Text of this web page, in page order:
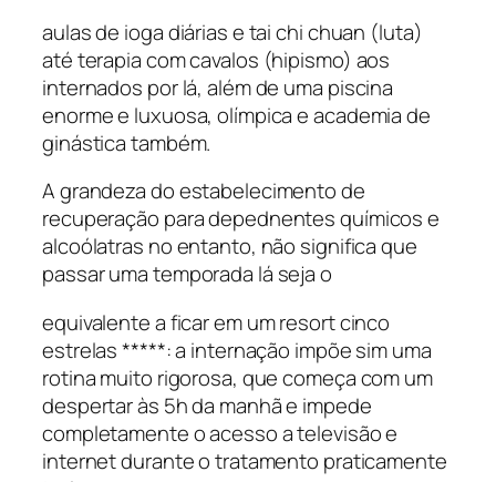
aulas de ioga diárias e tai chi chuan (luta)
até terapia com cavalos (hipismo) aos
internados por lá, além de uma piscina
enorme e luxuosa, olímpica e academia de
ginástica também.
A grandeza do estabelecimento de
recuperação para depednentes químicos e
alcoólatras no entanto, não significa que
passar uma temporada lá seja o
equivalente a ficar em um resort cinco
estrelas *****: a internação impõe sim uma
rotina muito rigorosa, que começa com um
despertar às 5h da manhã e impede
completamente o acesso a televisão e
internet durante o tratamento praticamente